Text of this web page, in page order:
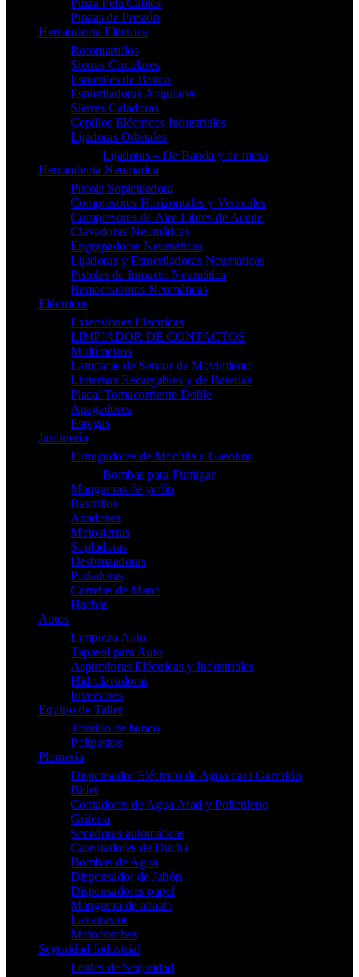
Pinza Pela Cables
Pinzas de Presión
Herramienta Eléctrica
Rotomartillos
Sierras Circulares
Esmeriles de Banco
Esmeriladoras Angulares
Sierras Caladoras
Cepillos Eléctricos Industriales
Lijadoras Orbitales
Lijadoras – De Banda y de mesa
Herramienta Neumatica
Pistola Sopleteadora
Compresores Horizontales y Verticales
Compresores de Aire Libres de Aceite
Clavadoras Neumáticas
Engrapadoras Neumáticas
Lijadoras y Esmeriladoras Neumáticas
Pistolas de Impacto Neumática
Remachadoras Neumáticas
Eléctricos
Extensiones Electricas
LIMPIADOR DE CONTACTOS
Multímetros
Lamparas de Sensor de Movimiento
Linternas Recargables y de Baterías
Placa/ Tomacorriente Doble
Apagadores
Espigas
Jardinería
Fumigadores de Mochila a Gasolina
Bombas para Fumigar
Mangueras de jardín
Rastrillos
Azadones
Motosierras
Sopladoras
Desbrozadoras
Podadoras
Carretas de Mano
Hachas
Autos
Limpieza Auto
Tapasol para Auto
Aspiradoras Eléctricas y Industriales
Hidrolavadoras
Inversores
Equipo de Taller
Tornillo de banco
Polipastos
Plomería
Dispensador Eléctrico de Agua para Garrafón
Bidet
Contadores de Agua Arad y Polietileno
Grifería
Secadoras automáticas
Calentadores de Ducha
Bombas de Agua
Dispensador de Jabón
Dispensadores papel
Manguera de abasto
Lavatrastos
Motobombas
Seguridad Industrial
Lentes de Seguridad